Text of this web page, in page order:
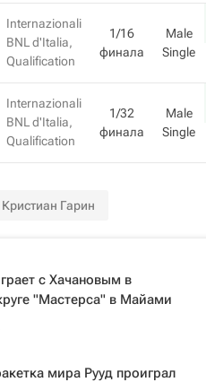
Internazionali
BNL d'Italia,
Qualification
1/16
финала
Male
Single
Internazionali
BNL d'Italia,
Qualification
1/32
финала
Male
Single
Кристиан Гарин
с Хачановым в
"Мастерса" в Майами
мира Рууд проиграл